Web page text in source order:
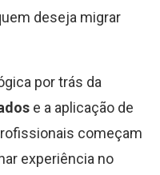
deseja migrar
por trás da
e a aplicação de
começam
experiência no